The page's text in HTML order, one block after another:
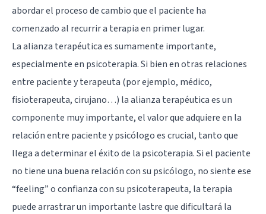
abordar el proceso de cambio que el paciente ha
comenzado al recurrir a terapia en primer lugar.
La alianza terapéutica es sumamente importante,
especialmente en psicoterapia. Si bien en otras relaciones
entre paciente y terapeuta (por ejemplo, médico,
fisioterapeuta, cirujano…) la alianza terapéutica es un
componente muy importante, el valor que adquiere en la
relación entre paciente y psicólogo es crucial, tanto que
llega a determinar el éxito de la psicoterapia. Si el paciente
no tiene una buena relación con su psicólogo, no siente ese
“feeling” o confianza con su psicoterapeuta, la terapia
puede arrastrar un importante lastre que dificultará la